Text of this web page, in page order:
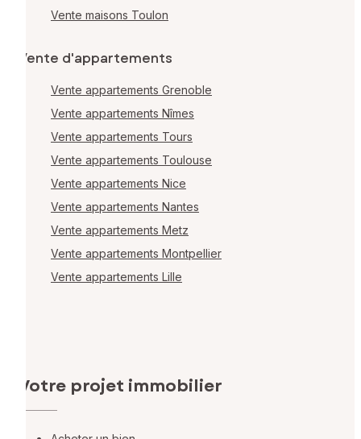
Vente maisons Toulon
Vente d'appartements
Vente appartements Grenoble
Vente appartements Nîmes
Vente appartements Tours
Vente appartements Toulouse
Vente appartements Nice
Vente appartements Nantes
Vente appartements Metz
Vente appartements Montpellier
Vente appartements Lille
Votre projet immobilier